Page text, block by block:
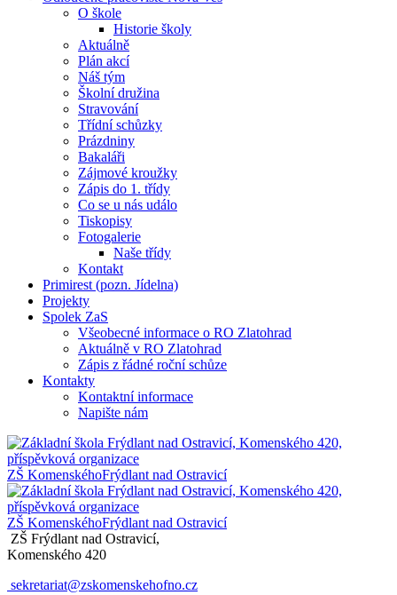
O škole
Historie školy
Aktuálně
Plán akcí
Náš tým
Školní družina
Stravování
Třídní schůzky
Prázdniny
Bakaláři
Zájmové kroužky
Zápis do 1. třídy
Co se u nás událo
Tiskopisy
Fotogalerie
Naše třídy
Kontakt
Primirest (pozn. Jídelna)
Projekty
Spolek ZaS
Všeobecné informace o RO Zlatohrad
Aktuálně v RO Zlatohrad
Zápis z řádné roční schůze
Kontakty
Kontaktní informace
Napište nám
ZŠ KomenskéhoFrýdlant nad Ostravicí
ZŠ KomenskéhoFrýdlant nad Ostravicí
ZŠ Frýdlant nad Ostravicí,
Komenského 420
sekretariat@zskomenskehofno.cz